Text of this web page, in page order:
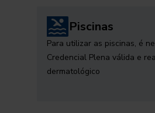
Piscinas
Para utilizar as piscinas, é
Credencial Plena válida e
dermatológico